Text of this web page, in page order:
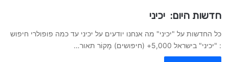
חדשות היום: יכיני
כל החדשות על "יכיני" מה אנחנו יודעים על יכיני עד כמה פופולרי חיפוש
: "יכיני" בישראל 5,000+ (חיפושים) מָקוֹר תאור…